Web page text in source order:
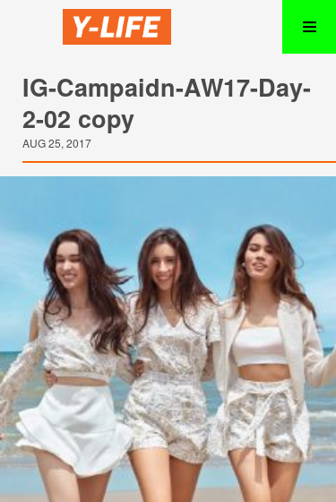
IG-Campaidn-AW17-Day-
2-02 copy
AUG 25, 2017